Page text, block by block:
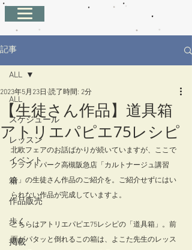
記事
ALL
スケジュール
レッスン
イベント
箱
作品販売
歩く
掲載
ALL
【生徒さん作品】道具箱
アトリエパピエ75レシピ
2023年5月23日 読了時間: 2分
北欧フェアのお話ばかりが続いていますが、ここで
クラフトパーク高槻阪急店「カルトナージュ講習
会」の生徒さん作品のご紹介を。ご紹介せずにはい
られない作品が完成していますよ。
こちらはアトリエパピエ75レシピの「道具箱」。前
面がパタッと倒れるこの箱は、よこた先生のレッス